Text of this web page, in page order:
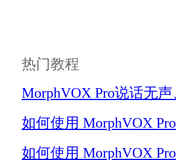
热门教程
MorphVOX Pro说话无
如何使用 MorphVOX
如何使用 MorphVOX